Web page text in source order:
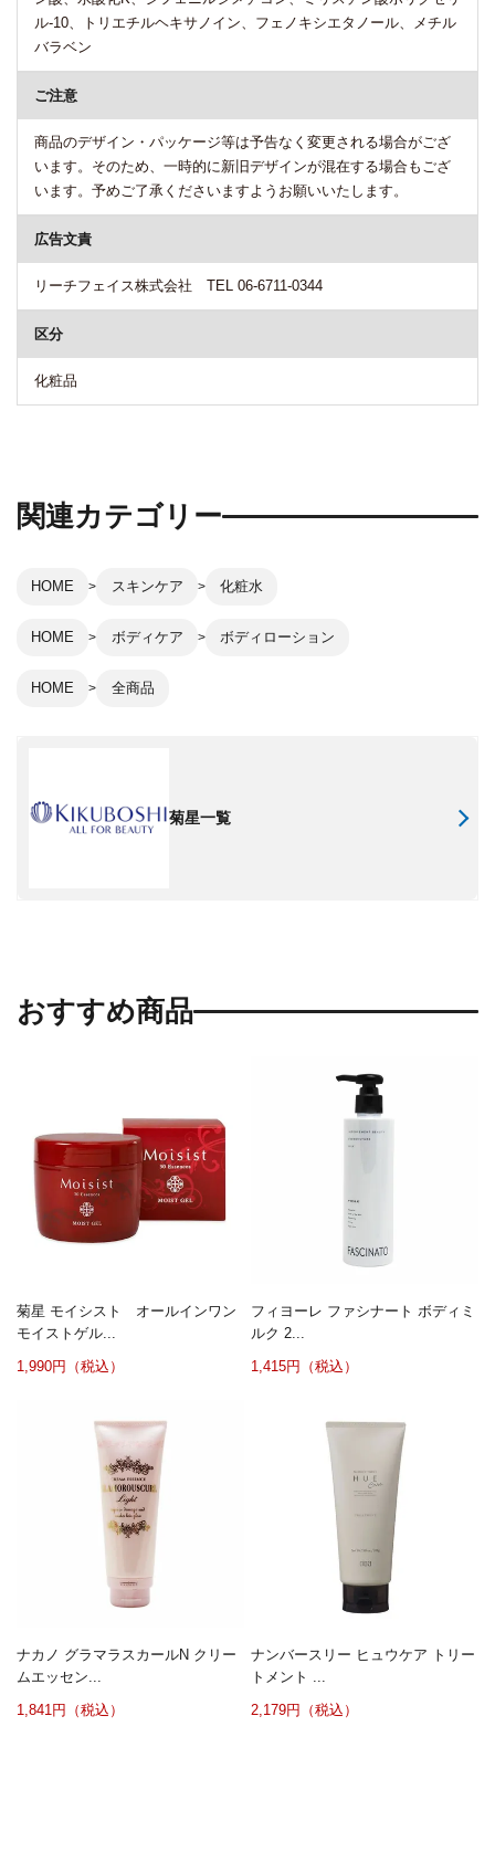
ル-10、トリエチルヘキサノイン、フェノキシエタノール、メチル
バラベン
ご注意
商品のデザイン・パッケージ等は予告なく変更される場合がござ
います。そのため、一時的に新旧デザインが混在する場合もござ
います。予めご了承くださいますようお願いいたします。
広告文責
リーチフェイス株式会社 TEL 06-6711-0344
区分
化粧品
関連カテゴリー
HOME スキンケア 化粧水
HOME ボディケア ボディローション
HOME 全商品
菊星一覧
おすすめ商品
菊星 モイシスト オールインワン
モイストゲル...
1,990円（税込）
フィヨーレ ファシナート ボディミ
ルク 2...
1,415円（税込）
ナカノ グラマラスカールN クリー
ムエッセン...
1,841円（税込）
ナンバースリー ヒュウケア トリー
トメント ...
2,179円（税込）